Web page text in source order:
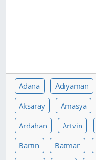
Adana Adıyaman
Aksaray Amasya
Ardahan Artvin
Bartın Batman
SİYASET
SPOR
Yerel